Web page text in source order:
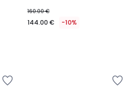
160.00 €
144.00 € -10%